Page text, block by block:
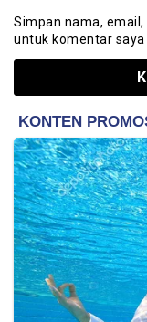
Simpan nama,
untuk komentar